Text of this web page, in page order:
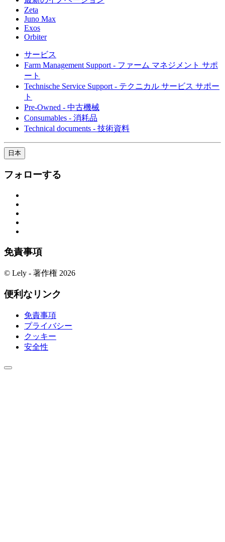
Zeta
Juno Max
Exos
Orbiter
サービス
Farm Management Support - ファーム マネジメント サポ
ート
Technische Service Support - テクニカル サービス サポー
ト
Pre-Owned - 中古機械
Consumables - 消耗品
Technical documents - 技術資料
日本
フォローする
免責事項
© Lely - 著作権 2026
便利なリンク
免責事項
プライバシー
クッキー
安全性